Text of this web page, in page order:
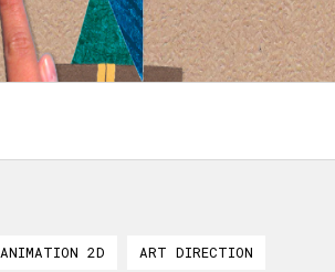
ANIMATION 2D ART DIRECTION